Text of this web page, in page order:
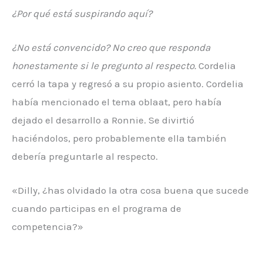
¿Por qué está suspirando aquí?
¿No está convencido? No creo que responda
honestamente si le pregunto al respecto. Cordelia
cerró la tapa y regresó a su propio asiento. Cordelia
había mencionado el tema oblaat, pero había
dejado el desarrollo a Ronnie. Se divirtió
haciéndolos, pero probablemente ella también
debería preguntarle al respecto.
«Dilly, ¿has olvidado la otra cosa buena que sucede
cuando participas en el programa de
competencia?»